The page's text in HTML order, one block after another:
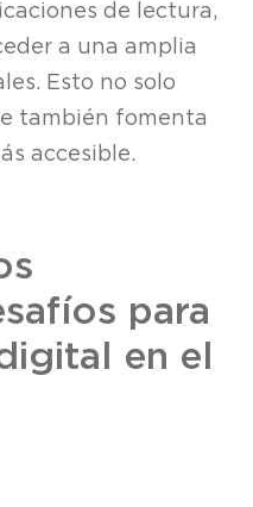
de lectura,
a una amplia
Esto no solo
también fomenta
accesible.
para
en el